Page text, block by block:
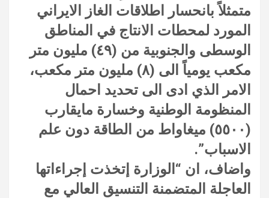
متمثلاً بانحسار اطلاقات الغاز الايراني
المورد لمحطات الانتاج في المناطق
الوسطى والجنوبية من (٤٩) مليون متر
مكعب يومياً الى (٨) مليون متر مكعب،
الامر الذي ادى الى تحديد احمال
المنظومة الوطنية وخسارة مايقارب
(٥٥٠٠) ميغاواط من الطاقة دون علم
الاسباب”.
واضاف، ان “الوزارة إتخذت إجراءاتها
العاجلة المتضمنة التنسيق العالي مع